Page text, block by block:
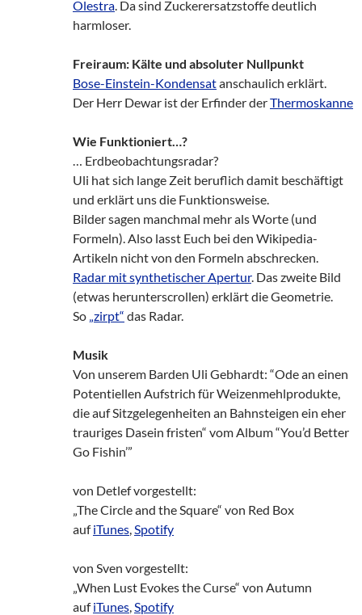
Olestra. Da sind Zuckerersatzstoffe deutlich
harmloser.
Freiraum: Kälte und absoluter Nullpunkt
Bose-Einstein-Kondensatanschaulich erklärt.
Der Herr Dewar ist der Erfinder derThermoskanne
Wie Funktioniert…?
… Erdbeobachtungsradar?
Uli hat sich lange Zeit beruflich damit beschäftigt
und erklärt uns die Funktionsweise.
Bilder sagen manchmal mehr als Worte (und
Formeln). Also lasst Euch bei den Wikipedia-
Artikeln nicht von den Formeln abschrecken.
Radar mit synthetischer Apertur. Das zweite Bild
(etwas herunterscrollen) erklärt die Geometrie.
So „zirpt“ das Radar.
Musik
Von unserem Barden Uli Gebhardt: “Ode an einen
Potentiellen Aufstrich für Weizenmehlprodukte,
die auf Sitzgelegenheiten an Bahnsteigen ein eher
trauriges Dasein fristen“ vom Album “You’d Better
Go Fishin’”
von Detlef vorgestellt:
„The Circle and the Square“ von Red Box
aufiTunes,Spotify
von Sven vorgestellt:
„When Lust Evokes the Curse“ von Autumn
aufiTunes,Spotify